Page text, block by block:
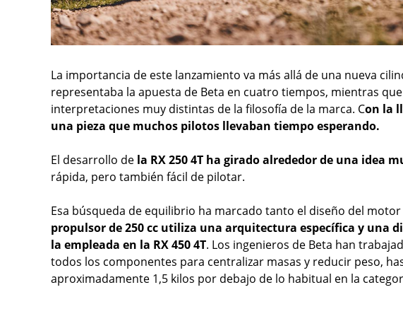
La importancia de este lanzamiento va más allá de una nueva
representaba la apuesta de Beta en cuatro tiempos, mientras que
interpretaciones muy distintas de la filosofía de la marca. Con la
una pieza que muchos pilotos llevaban tiempo esperando.
El desarrollo de la RX 250 4T ha girado alrededor de una idea
rápida, pero también fácil de pilotar.
Esa búsqueda de equilibrio ha marcado tanto el diseño del
propulsor de 250 cc utiliza una arquitectura específica y una
la empleada en la RX 450 4T. Los ingenieros de Beta han
todos los componentes para centralizar masas y reducir peso,
aproximadamente 1,5 kilos por debajo de lo habitual en la